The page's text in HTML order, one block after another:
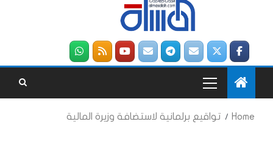
Home تواقيع برلمانية لاستضافة وزيرة المالية